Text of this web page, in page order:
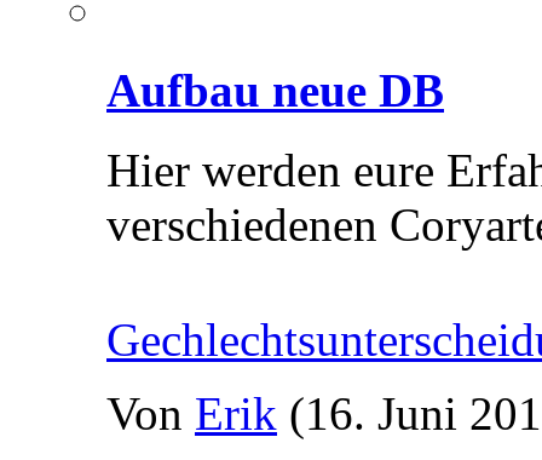
Aufbau neue DB
Hier werden eure
verschiedenen
Von Erik (16. Juni